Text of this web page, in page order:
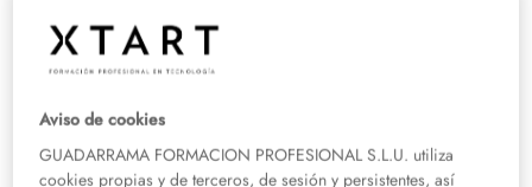
Puedes acceder a este ciclo en Valencia si cumples al
menos uno de los siguientes requisitos:
Req. 1 ESO o nivel superior
Título de Graduado en Educación Secundaria Obligatoria o
nivel académico superior.
Aviso de cookies
GUADARRAMA FORMACION PROFESIONAL S.L.U. utiliza
cookies propias y de terceros, de sesión y persistentes, así